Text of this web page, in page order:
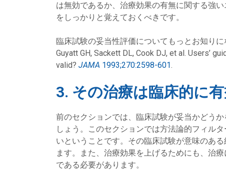
は無効であるか、治療効果の有無に関する強
をしっかりと覚えておくべきです。
臨床試験の妥当性評価についてもっとお知りに
Guyatt GH, Sackett DL, Cook DJ, et al. Users’
valid? JAMA 1993;270:2598-601.
3. その治療は臨床的に
前のセクションでは、臨床試験が妥当かどう
しょう。このセクションでは方法論的フィル
いということです。その臨床試験が意味のあ
ます。また、治療効果を上げるためにも、治
である必要があります。